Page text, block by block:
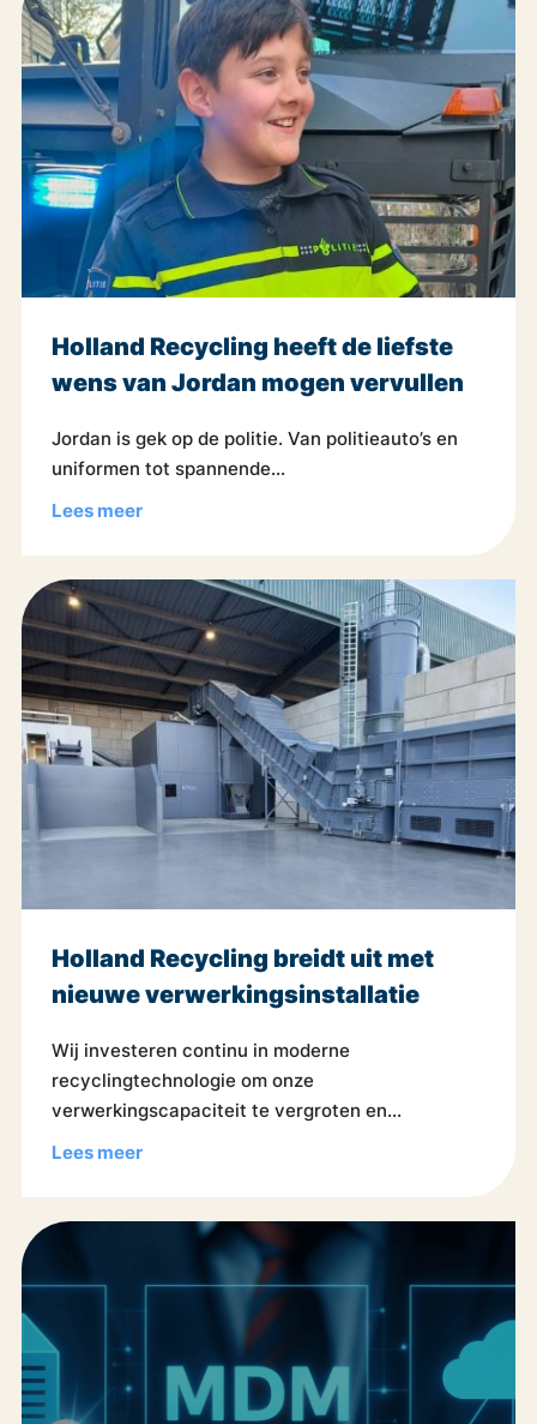
Holland Recycling heeft de liefste
wens van Jordan mogen vervullen
Jordan is gek op de politie. Van politieauto’s en
uniformen tot spannende...
Lees meer
Holland Recycling breidt uit met
nieuwe verwerkings­installatie
Wij investeren continu in moderne
recyclingtechnologie om onze
verwerkingscapaciteit te vergroten en...
Lees meer